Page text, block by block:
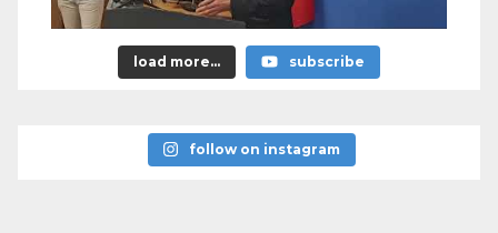
load more... subscribe
follow on instagram